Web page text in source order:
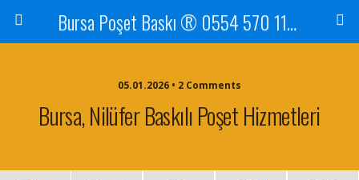
Bursa Poşet Baskı ® 0554 570 1105
05.01.2026 • 2 Comments
Bursa, Nilüfer Baskılı Poşet Hizmetleri